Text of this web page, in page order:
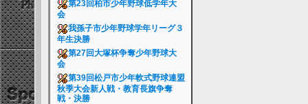
第23回柏市少年野球低学年大
会
我孫子市少年野球学年リーグ３
年生決勝
第27回大塚杯争奪少年野球大
会
第39回松戸市少年軟式野球連盟
秋季大会新人戦・教育長旗争奪
戦・決勝